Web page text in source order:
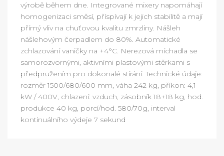
výrobě během dne. Integrované mixery napomáhají
homogenizaci směsí, příspívají k jejich stabilitě a mají
přímý vliv na chuťovou kvalitu zmrzliny. Nášleh
nášlehovým čerpadlem do 80%. Automatické
zchlazování vaničky na +4°C. Nerezová míchadla se
samorozvornými, aktivními plastovými stěrkami s
předpružením pro dokonalé stírání. Technické údaje:
rozměr 1500/680/600 mm, váha 242 kg, příkon: 4,1
kW / 400V, chlazení: vzduch, zásobník 18+18 kg, hod.
produkce 40 kg, porcí/hod. 580/70g, interval
kontinuálního výdeje 7 sekund